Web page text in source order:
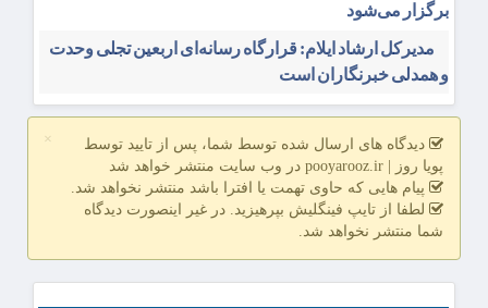
برگزار می‌شود
مدیرکل ارشاد ایلام: قرارگاه رسانه‌ای اربعین تجلی وحدت
و همدلی خبرنگاران است
×
دیدگاه های ارسال شده توسط شما، پس از تایید توسط
پویا روز | pooyarooz.ir در وب سایت منتشر خواهد شد
پیام هایی که حاوی تهمت یا افترا باشد منتشر نخواهد شد.
لطفا از تایپ فینگلیش بپرهیزید. در غیر اینصورت دیدگاه
شما منتشر نخواهد شد.